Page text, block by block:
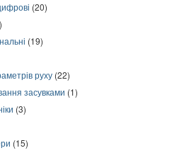
(20)
(19)
руху (22)
засувками (1)
(3)
(15)